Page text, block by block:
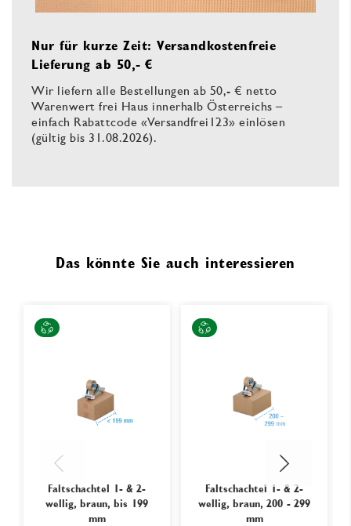
Nur für kurze Zeit: Versandkostenfreie
Lieferung ab 50,- €
Wir liefern alle Bestellungen ab 50,- € netto
Warenwert frei Haus innerhalb Österreichs –
einfach Rabattcode «Versandfrei123» einlösen
(gültig bis 31.08.2026).
Das könnte Sie auch interessieren
Faltschachtel 1- & 2-
wellig, braun, bis 199
mm
Faltschachtel 1- & 2-
wellig, braun, 200 - 299
mm